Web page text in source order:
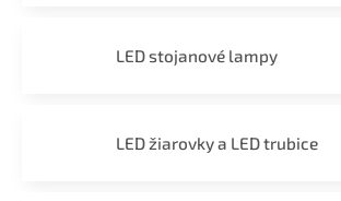
LED stojanové lampy
LED žiarovky a LED trubice